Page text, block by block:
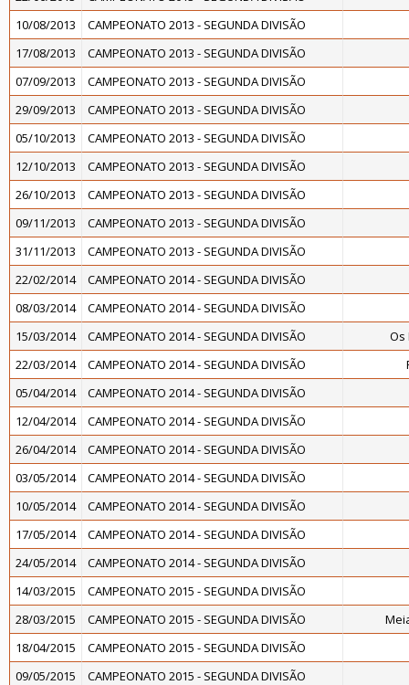
10/08/2013
CAMPEONATO 2013 - SEGUNDA DIVISÃO
17/08/2013
CAMPEONATO 2013 - SEGUNDA DIVISÃO
07/09/2013
CAMPEONATO 2013 - SEGUNDA DIVISÃO
29/09/2013
CAMPEONATO 2013 - SEGUNDA DIVISÃO
05/10/2013
CAMPEONATO 2013 - SEGUNDA DIVISÃO
12/10/2013
CAMPEONATO 2013 - SEGUNDA DIVISÃO
26/10/2013
CAMPEONATO 2013 - SEGUNDA DIVISÃO
09/11/2013
CAMPEONATO 2013 - SEGUNDA DIVISÃO
31/11/2013
CAMPEONATO 2013 - SEGUNDA DIVISÃO
22/02/2014
CAMPEONATO 2014 - SEGUNDA DIVISÃO
08/03/2014
CAMPEONATO 2014 - SEGUNDA DIVISÃO
15/03/2014
CAMPEONATO 2014 - SEGUNDA DIVISÃO
Os
22/03/2014
CAMPEONATO 2014 - SEGUNDA DIVISÃO
05/04/2014
CAMPEONATO 2014 - SEGUNDA DIVISÃO
12/04/2014
CAMPEONATO 2014 - SEGUNDA DIVISÃO
26/04/2014
CAMPEONATO 2014 - SEGUNDA DIVISÃO
03/05/2014
CAMPEONATO 2014 - SEGUNDA DIVISÃO
10/05/2014
CAMPEONATO 2014 - SEGUNDA DIVISÃO
17/05/2014
CAMPEONATO 2014 - SEGUNDA DIVISÃO
24/05/2014
CAMPEONATO 2014 - SEGUNDA DIVISÃO
14/03/2015
CAMPEONATO 2015 - SEGUNDA DIVISÃO
28/03/2015
CAMPEONATO 2015 - SEGUNDA DIVISÃO
18/04/2015
CAMPEONATO 2015 - SEGUNDA DIVISÃO
09/05/2015
CAMPEONATO 2015 - SEGUNDA DIVISÃO